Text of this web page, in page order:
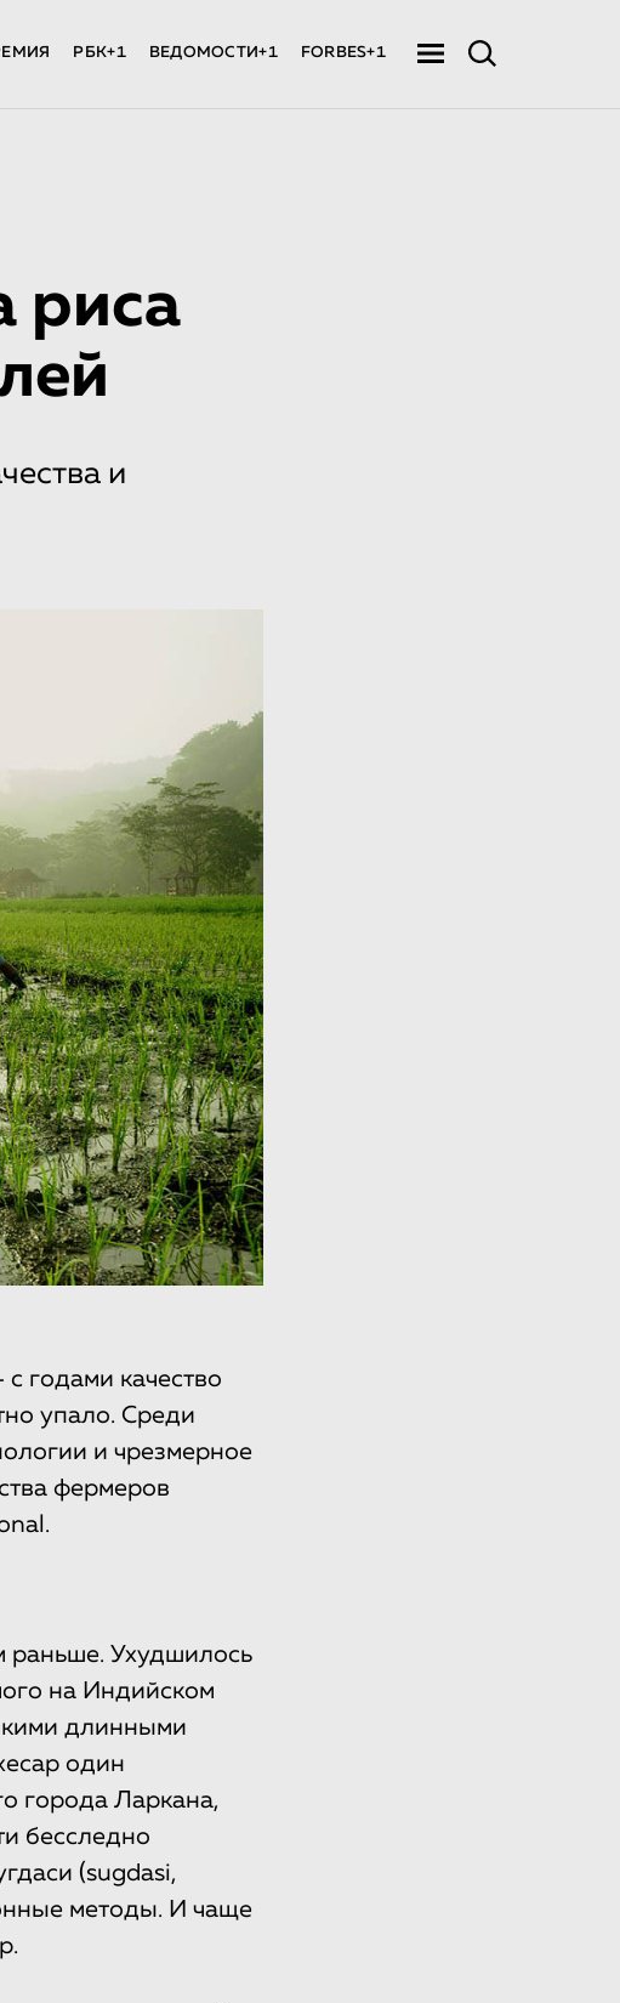
РБК+1 ВЕДОМОСТИ+1 FORBES+1
риса
и
годами качество
упало. Среди
и чрезмерное
фермеров
раньше. Ухудшилось
на Индийском
длинными
один
города Ларкана,
бесследно
(sugdasi,
методы. И чаще